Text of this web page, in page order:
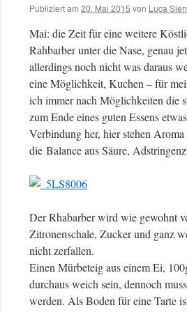
Publiziert am 20. Mai 2015 von Luca
Mai: die Zeit für eine weitere
Rahbarber unter die Nase, genau
allerdings noch nicht was daraus
eine Möglichkeit, Kuchen – für
ich immer nach Möglichkeiten die
zum Ende eines guten Essens
Verbindung her, hier stehen
die Balance aus Säure,
Der Rhabarber wird wie gewohnt
Zitronenschale, Zucker und ganz
nicht zerfallen.
Einen Mürbeteig aus einem Ei,
durchaus weich sein, dennoch
werden. Als Boden für eine Tarte